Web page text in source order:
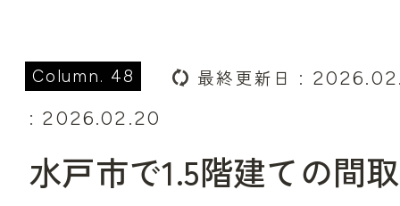
48 最終更新日 :
: 2026.02.20
水戸市で1.5階建ての間